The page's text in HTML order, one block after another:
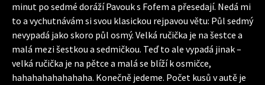
minut po sedmé doráží Pavouk s Fofem a přesedají. Nedá mi
to a vychutnávám si svou klasickou rejpavou větu: Půl sedmý
nevypadá jako skoro půl osmý. Velká ručička je na šestce a
malá mezi šestkou a sedmičkou. Teď to ale vypadá jinak –
velká ručička je na pětce a malá se blíží k osmičce,
hahahahahahahaha. Konečně jedeme. Počet kusů v autě je